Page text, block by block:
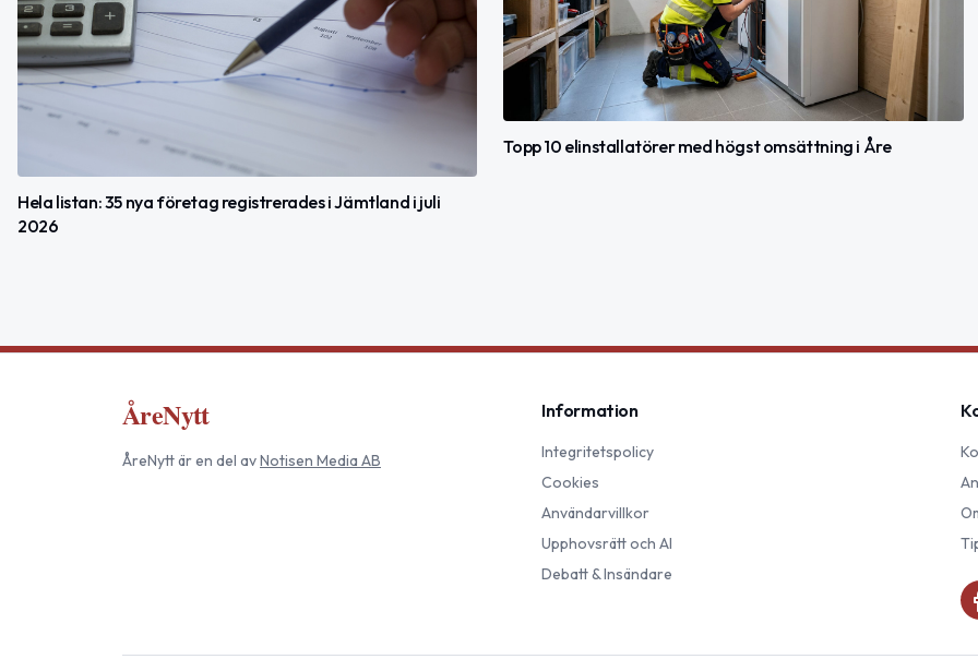
Hela listan: 35 nya företag registrerades i Jämtland i juli
2026
Topp 10 elinstallatörer med högst omsättning i Åre
ÅreNytt
ÅreNyttär en del avNotisen Media AB
Information
Integritetspolicy
Cookies
Användarvillkor
Upphovsrätt och AI
Debatt & Insändare